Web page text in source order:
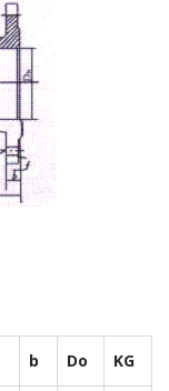
b Do KG